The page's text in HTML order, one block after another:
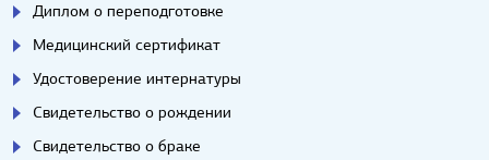
Диплом о переподготовке
Медицинский сертификат
Удостоверение интернатуры
Свидетельство о рождении
Свидетельство о браке